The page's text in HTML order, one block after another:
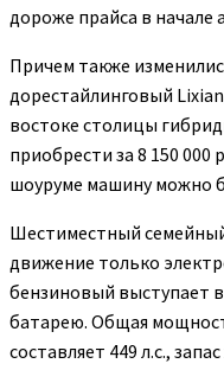
дороже прайса в начале
Причем также
дорестайлинговый
востоке столицы
приобрести за 8 150 000
шоуруме машину можно
Шестиместный
движение только
бензиновый выступает
батарею. Общая
составляет 449 л.с.,